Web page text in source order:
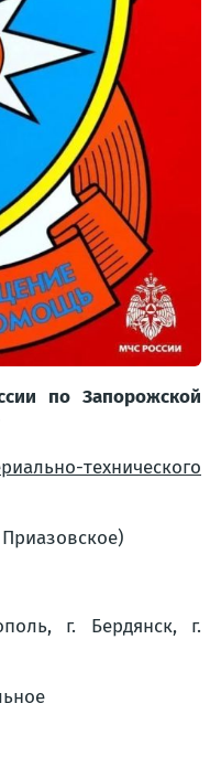
по Запорожской
технического
г. Бердянск, г.